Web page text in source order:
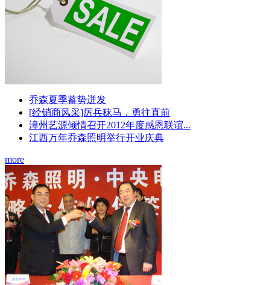
乔森夏季蓄势迸发
[经销商风采]厉兵秣马，勇往直前
漳州艺源倾情召开2012年度感恩联谊...
江西万年乔森照明举行开业庆典
more